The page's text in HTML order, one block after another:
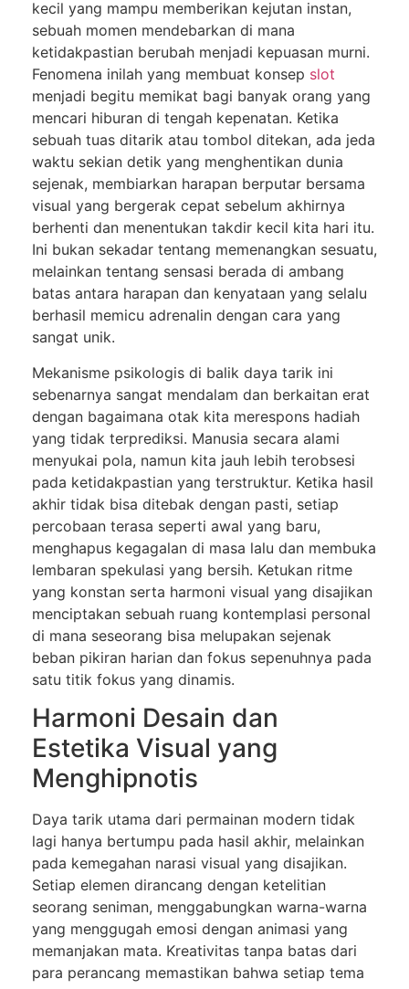
kecil yang mampu memberikan kejutan instan,
sebuah momen mendebarkan di mana
ketidakpastian berubah menjadi kepuasan murni.
Fenomena inilah yang membuat konsep slot
menjadi begitu memikat bagi banyak orang yang
mencari hiburan di tengah kepenatan. Ketika
sebuah tuas ditarik atau tombol ditekan, ada jeda
waktu sekian detik yang menghentikan dunia
sejenak, membiarkan harapan berputar bersama
visual yang bergerak cepat sebelum akhirnya
berhenti dan menentukan takdir kecil kita hari itu.
Ini bukan sekadar tentang memenangkan sesuatu,
melainkan tentang sensasi berada di ambang
batas antara harapan dan kenyataan yang selalu
berhasil memicu adrenalin dengan cara yang
sangat unik.
Mekanisme psikologis di balik daya tarik ini
sebenarnya sangat mendalam dan berkaitan erat
dengan bagaimana otak kita merespons hadiah
yang tidak terprediksi. Manusia secara alami
menyukai pola, namun kita jauh lebih terobsesi
pada ketidakpastian yang terstruktur. Ketika hasil
akhir tidak bisa ditebak dengan pasti, setiap
percobaan terasa seperti awal yang baru,
menghapus kegagalan di masa lalu dan membuka
lembaran spekulasi yang bersih. Ketukan ritme
yang konstan serta harmoni visual yang disajikan
menciptakan sebuah ruang kontemplasi personal
di mana seseorang bisa melupakan sejenak
beban pikiran harian dan fokus sepenuhnya pada
satu titik fokus yang dinamis.
Harmoni Desain dan
Estetika Visual yang
Menghipnotis
Daya tarik utama dari permainan modern tidak
lagi hanya bertumpu pada hasil akhir, melainkan
pada kemegahan narasi visual yang disajikan.
Setiap elemen dirancang dengan ketelitian
seorang seniman, menggabungkan warna-warna
yang menggugah emosi dengan animasi yang
memanjakan mata. Kreativitas tanpa batas dari
para perancang memastikan bahwa setiap tema